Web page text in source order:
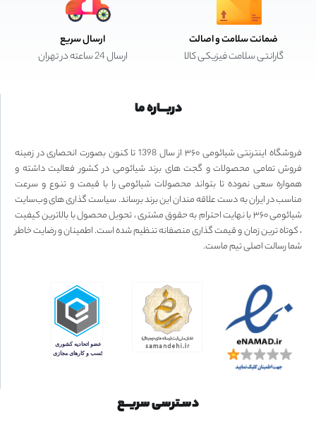
ضمانت سلامت و اصالت
گارانتی سلامت فیزیکی کالا
ارسال سریع
ارسال 24 ساعته در تهران
دربـــاره ما
فروشگاه اینترنتی شیائومی ۳۶۰ از سال 1398 تا کنون بصورت انحصاری در زمینه
فروش تمامی محصولات و گجت های برند شیائومی در کشور فعالیت داشته و
همواره سعی نموده تا بتواند محصولات شیائومی را با قیمت و تنوع و سرعت
مناسب در ایران به دست علاقه مندان این برند برساند. سیاست گذاری های وب‌سایت
شیائومی ۳۶۰ با نهایت احترام به حقوق مشتری ، تحویل محصول با بالاترین کیفیت
، کوتاه ترین زمان و قیمت گذاری منصفانه تنظیم شده است. اطمینان و رضایت خاطر
شما رسالت اصلی تیم ماست.
دسـترسی سریــع